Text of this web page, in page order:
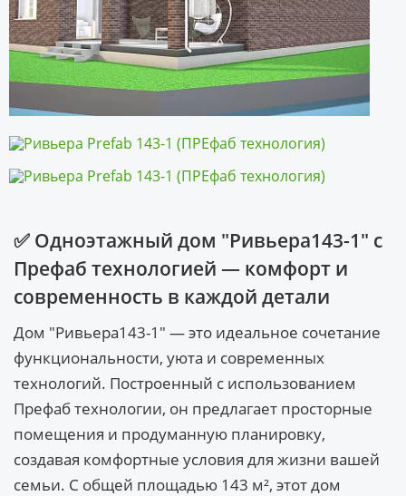
✅ Одноэтажный дом "Ривьера143-1" с
Префаб технологией — комфорт и
современность в каждой детали
Дом "Ривьера143-1" — это идеальное сочетание
функциональности, уюта и современных
технологий. Построенный с использованием
Префаб технологии, он предлагает просторные
помещения и продуманную планировку,
создавая комфортные условия для жизни вашей
семьи. С общей площадью 143 м², этот дом